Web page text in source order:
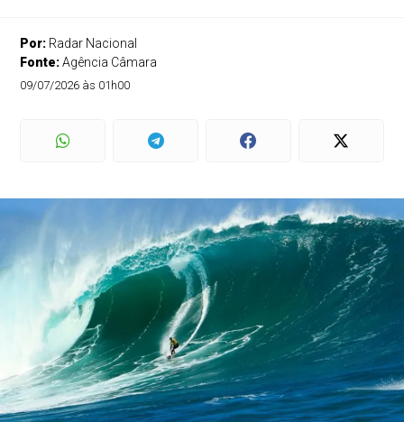
Por: Radar Nacional
Fonte:Agência Câmara
09/07/2026 às 01h00